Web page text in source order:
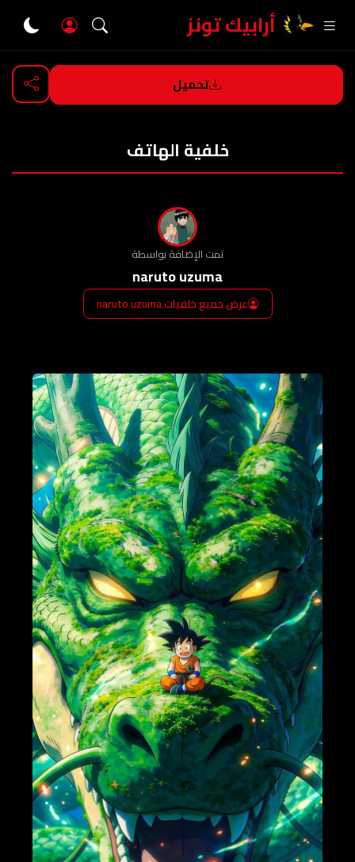
أرابيك تونز
تحميل
خلفية الهاتف
تمت الإضافة بواسطة
naruto uzuma
عرض جميع خلفيات naruto uzuma